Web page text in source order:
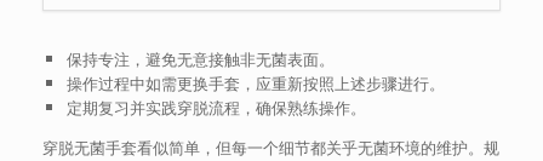
保持专注，避免无意接触非无菌表面。
操作过程中如需更换手套，应重新按照上述步骤进行。
定期复习并实践穿脱流程，确保熟练操作。
穿脱无菌手套看似简单，但每一个细节都关乎无菌环境的维护。规